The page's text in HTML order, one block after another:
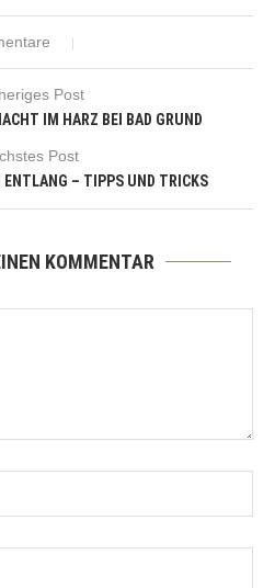
Post
IM HARZ BEI BAD GRUND
Post
ENTLANG – TIPPS UND TRICKS
KOMMENTAR